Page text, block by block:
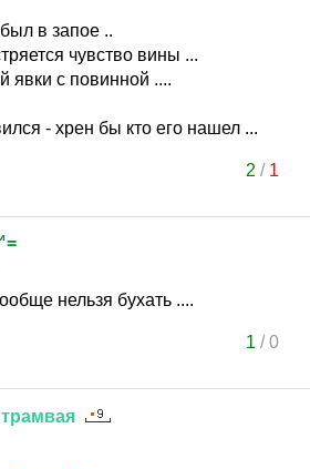
в запое ..
чувство вины ...
явки с повинной ....
- хрен бы кто его нашел ...
2 / 1
нельзя бухать ....
1 /0
трамвая